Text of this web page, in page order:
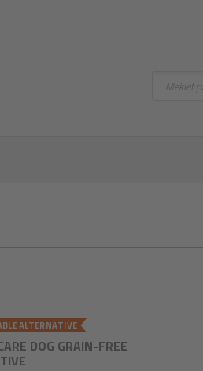
ALTERNATIVE
DOG GRAIN-FREE
Meklēt